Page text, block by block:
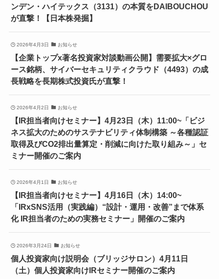
ンデン・ハイテックス（3131）の本質をDAIBOUCHOU
が直撃！【日本株発掘】
2026年4月3日 お知らせ
【企業トップx著名投資家対談動画公開】需要拡大×グロ
ース銘柄、サイバーセキュリティクラウド（4493）の成
長戦略を長期株式投資氏が直撃！
2026年4月2日 お知らせ
【IR担当者向けセミナー】4月23日（木）11:00~「ビジ
ネス拡大のためのサステナビリティ体制構築 ～各種認証
取得及びCO2排出量算定・削減に向けた取り組み～」セ
ミナー開催のご案内
2026年4月1日 お知らせ
【IR担当者向けセミナー】4月16日（木）14:00~
「IRxSNS活用（実践編）“設計・運用・改善”まで体系
化 IR担当者のための実務セミナー」開催のご案内
2026年3月24日 お知らせ
個人投資家向け説明会（ブリッジサロン）4月11日
（土）個人投資家向けIRセミナー開催のご案内